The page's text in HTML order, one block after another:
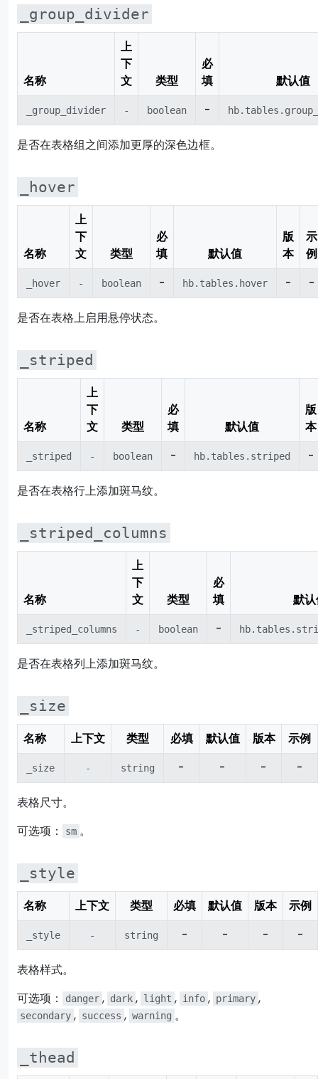
_group_divider
名称
上
下
文
类型
必
填
默认值
_group_divider - boolean -
是否在表格组之间添加更厚的深色边框。
_hover
名称
上
下
文
类型
必
填
默认值
版
本
示
例
_hover - boolean - hb.tables.hover - -
是否在表格上启用悬停状态。
_striped
名称
上
下
文
类型
必
填
默认值
版
本
_striped - boolean - hb.tables.striped -
是否在表格行上添加斑马纹。
_striped_columns
名称
上
下
文
类型
必
填
默
_striped_columns - boolean -
是否在表格列上添加斑马纹。
_size
名称 上下文 类型 必填 默认值 版本 示例
_size - string - - - -
表格尺寸。
可选项：
sm 。
_style
名称 上下文 类型 必填 默认值 版本 示例
_style - string - - - -
表格样式。
可选项：
danger , dark , light , info , primary ,
secondary , success , warning 。
_thead